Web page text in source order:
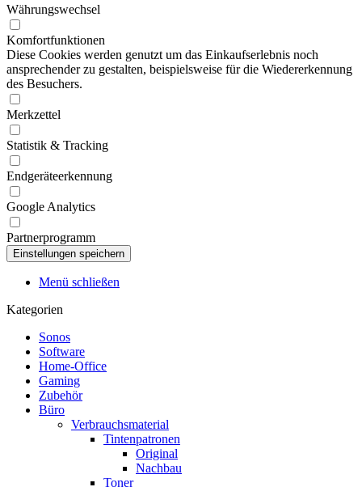
Währungswechsel
Komfortfunktionen
Diese Cookies werden genutzt um das Einkaufserlebnis noch
ansprechender zu gestalten, beispielsweise für die Wiedererkennung
des Besuchers.
Merkzettel
Statistik & Tracking
Endgeräteerkennung
Google Analytics
Partnerprogramm
Menü schließen
Kategorien
Sonos
Software
Home-Office
Gaming
Zubehör
Büro
Verbrauchsmaterial
Tintenpatronen
Original
Nachbau
Toner